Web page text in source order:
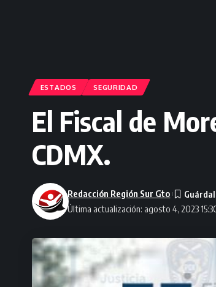
ESTADOS SEGURIDAD
El Fiscal de
CDMX.
Última actualización: agosto 4, 2023
Redacción Región Sur Gto